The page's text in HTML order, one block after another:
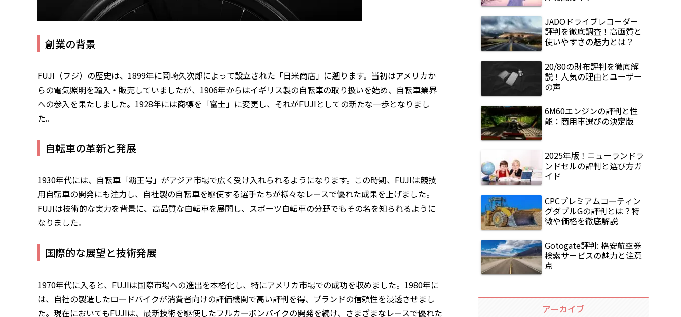
創業の背景
FUJI（フジ）の歴史は、1899年に岡崎久次郎によって設立された「日米商店」に遡ります。当初はアメリカか
らの電気照明を輸入・販売していましたが、1906年からはイギリス製の自転車の取り扱いを始め、自転車業界
への参入を果たしました。1928年には商標を「富士」に変更し、それがFUJIとしての新たな一歩となりまし
た。
自転車の革新と発展
1930年代には、自転車「覇王号」がアジア市場で広く受け入れられるようになります。この時期、FUJIは競技
用自転車の開発にも注力し、自社製の自転車を駆使する選手たちが様々なレースで優れた成果を上げました。
FUJIは技術的な実力を背景に、高品質な自転車を展開し、スポーツ自転車の分野でもその名を知られるように
なりました。
国際的な展望と技術発展
1970年代に入ると、FUJIは国際市場への進出を本格化し、特にアメリカ市場での成功を収めました。1980年に
は、自社の製造したロードバイクが消費者向けの評価機関で高い評判を得、ブランドの信頼性を浸透させまし
た。現在においてもFUJIは、最新技術を駆使したフルカーボンバイクの開発を続け、さまざまなレースで優れた
JADOドライブレコーダー
評判を徹底調査！高画質と
使いやすさの魅力とは？
20/80の財布評判を徹底解
説！人気の理由とユーザー
の声
6M60エンジンの評判と性
能：商用車選びの決定版
2025年版！ニューランドラ
ンドセルの評判と選び方ガ
イド
CPCプレミアムコーティン
グダブルGの評判とは？特
徴や価格を徹底解説
Gotogate評判: 格安航空券
検索サービスの魅力と注意
点
アーカイブ